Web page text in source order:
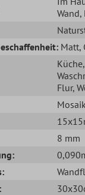
Wand,
Matt,
Küche
Flur,
8 mm